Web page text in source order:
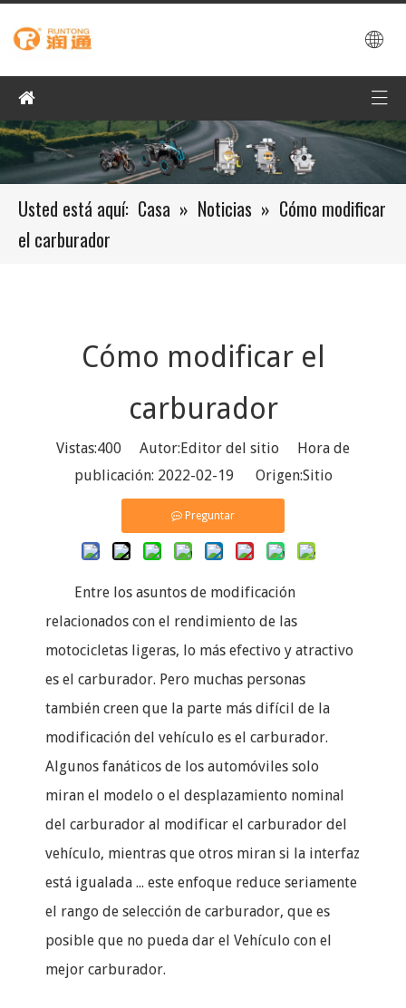
Usted está aquí: Casa » Noticias » Cómo modificar
el carburador
Cómo modificar el
carburador
Vistas:400 Autor:Editor del sitio Hora de
publicación: 2022-02-19 Origen:Sitio
Preguntar
Entre los asuntos de modificación
relacionados con el rendimiento de las
motocicletas ligeras, lo más efectivo y atractivo
es el carburador. Pero muchas personas
también creen que la parte más difícil de la
modificación del vehículo es el carburador.
Algunos fanáticos de los automóviles solo
miran el modelo o el desplazamiento nominal
del carburador al modificar el carburador del
vehículo, mientras que otros miran si la interfaz
está igualada ... este enfoque reduce seriamente
el rango de selección de carburador, que es
posible que no pueda dar el Vehículo con el
mejor carburador.